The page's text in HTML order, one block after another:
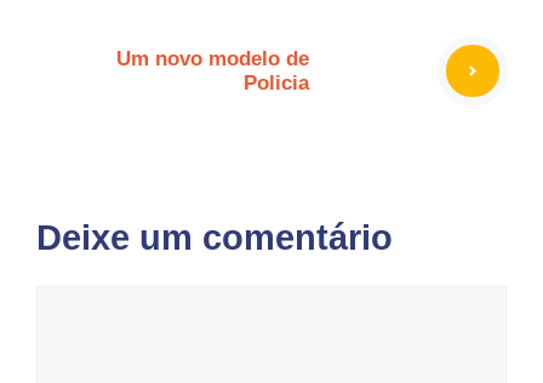
Um novo modelo de
Policia
Deixe um comentário